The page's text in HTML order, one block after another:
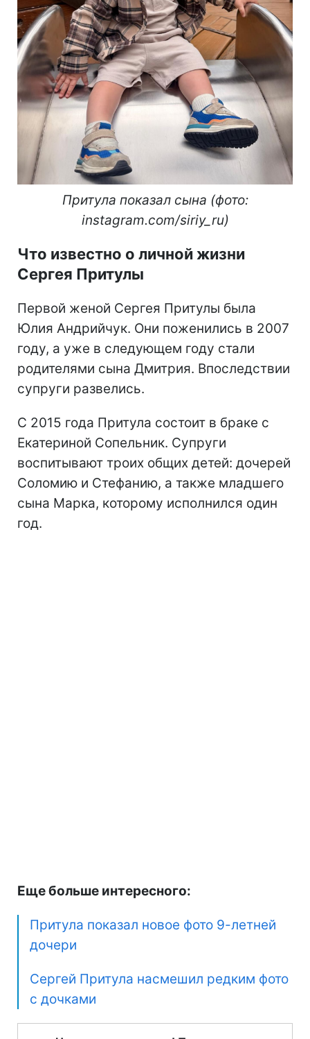
Притула показал сына (фото:
instagram.com/siriy_ru)
Что известно о личной жизни
Сергея Притулы
Первой женой Сергея Притулы была
Юлия Андрийчук. Они поженились в 2007
году, а уже в следующем году стали
родителями сына Дмитрия. Впоследствии
супруги развелись.
С 2015 года Притула состоит в браке с
Екатериной Сопельник. Супруги
воспитывают троих общих детей: дочерей
Соломию и Стефанию, а также младшего
сына Марка, которому исполнился один
год.
Еще больше интересного:
Притула показал новое фото 9-летней
дочери
Сергей Притула насмешил редким фото
с дочками